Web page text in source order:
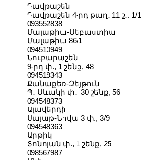
Դավթաշեն
Դավթաշեն 4-րդ թաղ․ 11 շ․, 1/1
093552838
Մալաթիա-Սեբաստիա
Մալաթիա 86/1
094510949
Նուբարաշեն
9-րդ փ., 1 շենք, 48
094519343
Քանաքեռ-Զեյթուն
Պ․ Սևակի փ․, 30 շենք, 56
094548373
Ալավերդի
Սայաթ-Նովա 3 փ., 3/9
094548363
Արթիկ
Տոնոյան փ., 1 շենք, 25
098567987